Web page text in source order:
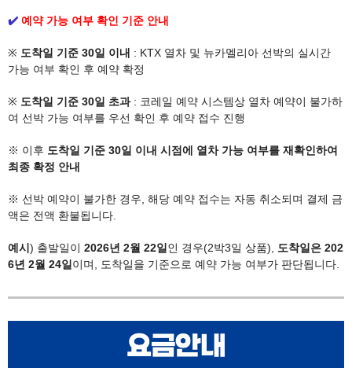
✔️ 예약 가능 여부 확인 기준 안내
※ 도착일 기준 30일 이내 : KTX 열차 및 뉴카멜리아 선박의 실시간
가능 여부 확인 후 예약 확정
※ 도착일 기준 30일 초과: 코레일 예약 시스템상 열차 예약이 불가하
여 선박 가능 여부를 우선 확인 후 예약 접수 진행
※ 이후 도착일 기준 30일 이내 시점에 열차 가능 여부를 재확인하여
최종 확정 안내
※ 선박 예약이 불가한 경우, 해당 예약 접수는 자동 취소되며 결제 금
액은 전액 환불됩니다.
예시 ) 출발일이 2026년 2월 22일 인 경우(2박3일 상품),
도착일은 202
6년 2월 24일 이며, 도착일을 기준으로 예약 가능 여부가 판단됩니다.​